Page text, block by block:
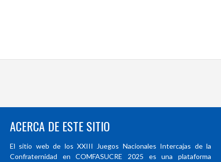
ACERCA DE ESTE SITIO
El sitio web de los XXIII Juegos Nacionales Intercajas de la
Confraternidad en COMFASUCRE 2025 es una plataforma